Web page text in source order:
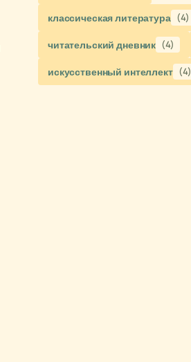
классическая литература (4)
читательский дневник (4)
искусственный интеллект (4)